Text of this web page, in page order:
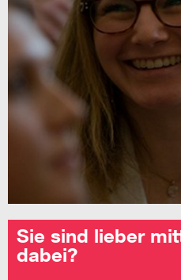
Sie sind lieber
dabei?